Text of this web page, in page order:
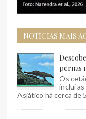
NOTÍCIAS MAIS
pernas
Os
inclui
Asiático há cerca de